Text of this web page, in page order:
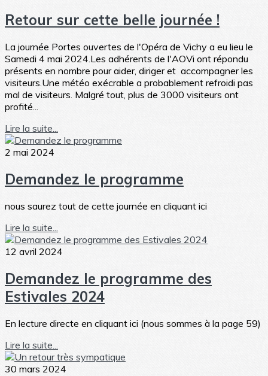
Retour sur cette belle journée !
La journée Portes ouvertes de l'Opéra de Vichy a eu lieu le
Samedi 4 mai 2024.Les adhérents de l'AOVi ont répondu
présents en nombre pour aider, diriger et accompagner les
visiteurs.Une météo exécrable a probablement refroidi pas
mal de visiteurs. Malgré tout, plus de 3000 visiteurs ont
profité...
Lire la suite...
2 mai 2024
Demandez le programme
nous saurez tout de cette journée en cliquant ici
Lire la suite...
12 avril 2024
Demandez le programme des
Estivales 2024
En lecture directe en cliquant ici (nous sommes à la page 59)
Lire la suite...
30 mars 2024